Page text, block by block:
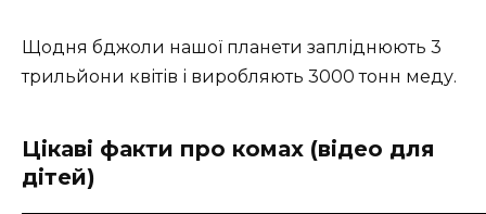
Щодня бджоли нашої планети запліднюють 3
трильйони квітів і виробляють 3000 тонн меду.
Цікаві факти про комах (відео для
дітей)